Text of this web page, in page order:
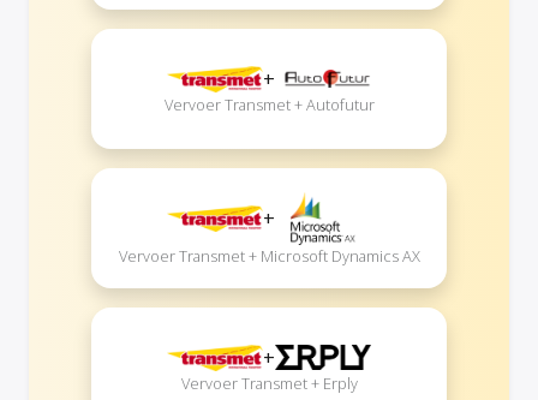
+
Vervoer Transmet + Autofutur
+
Vervoer Transmet + Microsoft Dynamics AX
+
Vervoer Transmet + Erply